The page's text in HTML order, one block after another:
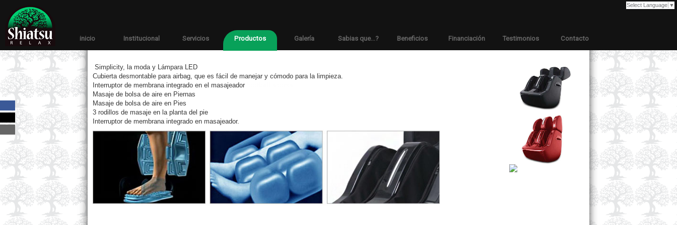
Select Language ▼
inicio Institucional Servicios Productos Galería Sabias que...? Beneficios Financiación Testimonios Contacto
Simplicity, la moda y LámparaLED
Cubierta desmontable para airbag, que es fácil de manejar y cómodo para la limpieza.
Interruptor de membrana integrado en el masajeador
Masaje de bolsa de aire en Piernas
Masaje de bolsa de aire en Pies
3 rodillos de masaje en la planta del pie
Interruptor de membrana integrado en masajeador.